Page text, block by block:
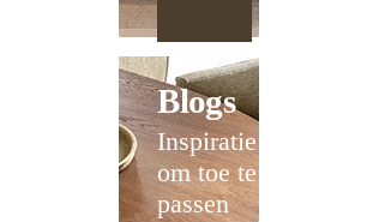
Blogs
Inspiratie
om toe te
passen